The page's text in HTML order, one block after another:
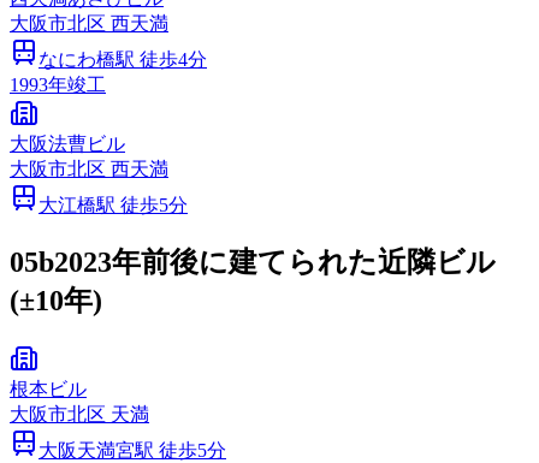
大阪市北区 西天満
なにわ橋駅 徒歩4分
1993年竣工
大阪法曹ビル
大阪市北区 西天満
大江橋駅 徒歩5分
05b2023年前後に建てられた近隣ビル
(±10年)
根本ビル
大阪市北区 天満
大阪天満宮駅 徒歩5分